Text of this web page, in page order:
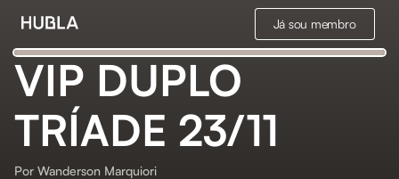
Já sou membro
VIP DUPLO
TRÍADE 23/11
Por Wanderson Marquiori